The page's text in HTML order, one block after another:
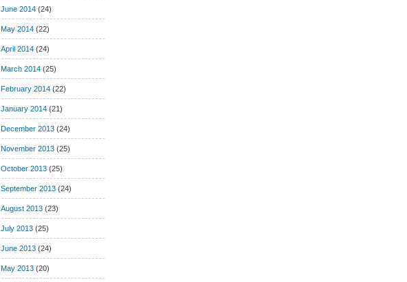
June 2014 (24)
May 2014 (22)
April 2014 (24)
March 2014 (25)
February 2014 (22)
January 2014 (21)
December 2013 (24)
November 2013 (25)
October 2013 (25)
September 2013 (24)
August 2013 (23)
July 2013 (25)
June 2013 (24)
May 2013 (20)